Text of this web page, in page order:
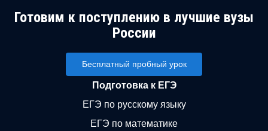
Готовим к поступлению в лучшие вузы
России
Бесплатный пробный урок
Подготовка к ЕГЭ
ЕГЭ по русскому языку
ЕГЭ по математике